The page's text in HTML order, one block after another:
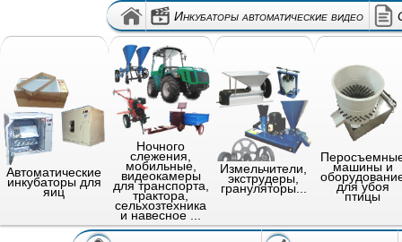
Инкубаторы автоматические видео
Автоматические
инкубаторы для
яиц
Ночного
слежения,
мобильные,
видеокамеры
для транспорта,
трактора,
сельхозтехника
и навесное ...
Измельчители,
экструдеры,
грануляторы...
машины и
для убоя
птицы